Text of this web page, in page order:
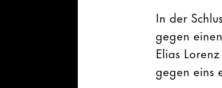
In der
gegen
Elias
gegen eins